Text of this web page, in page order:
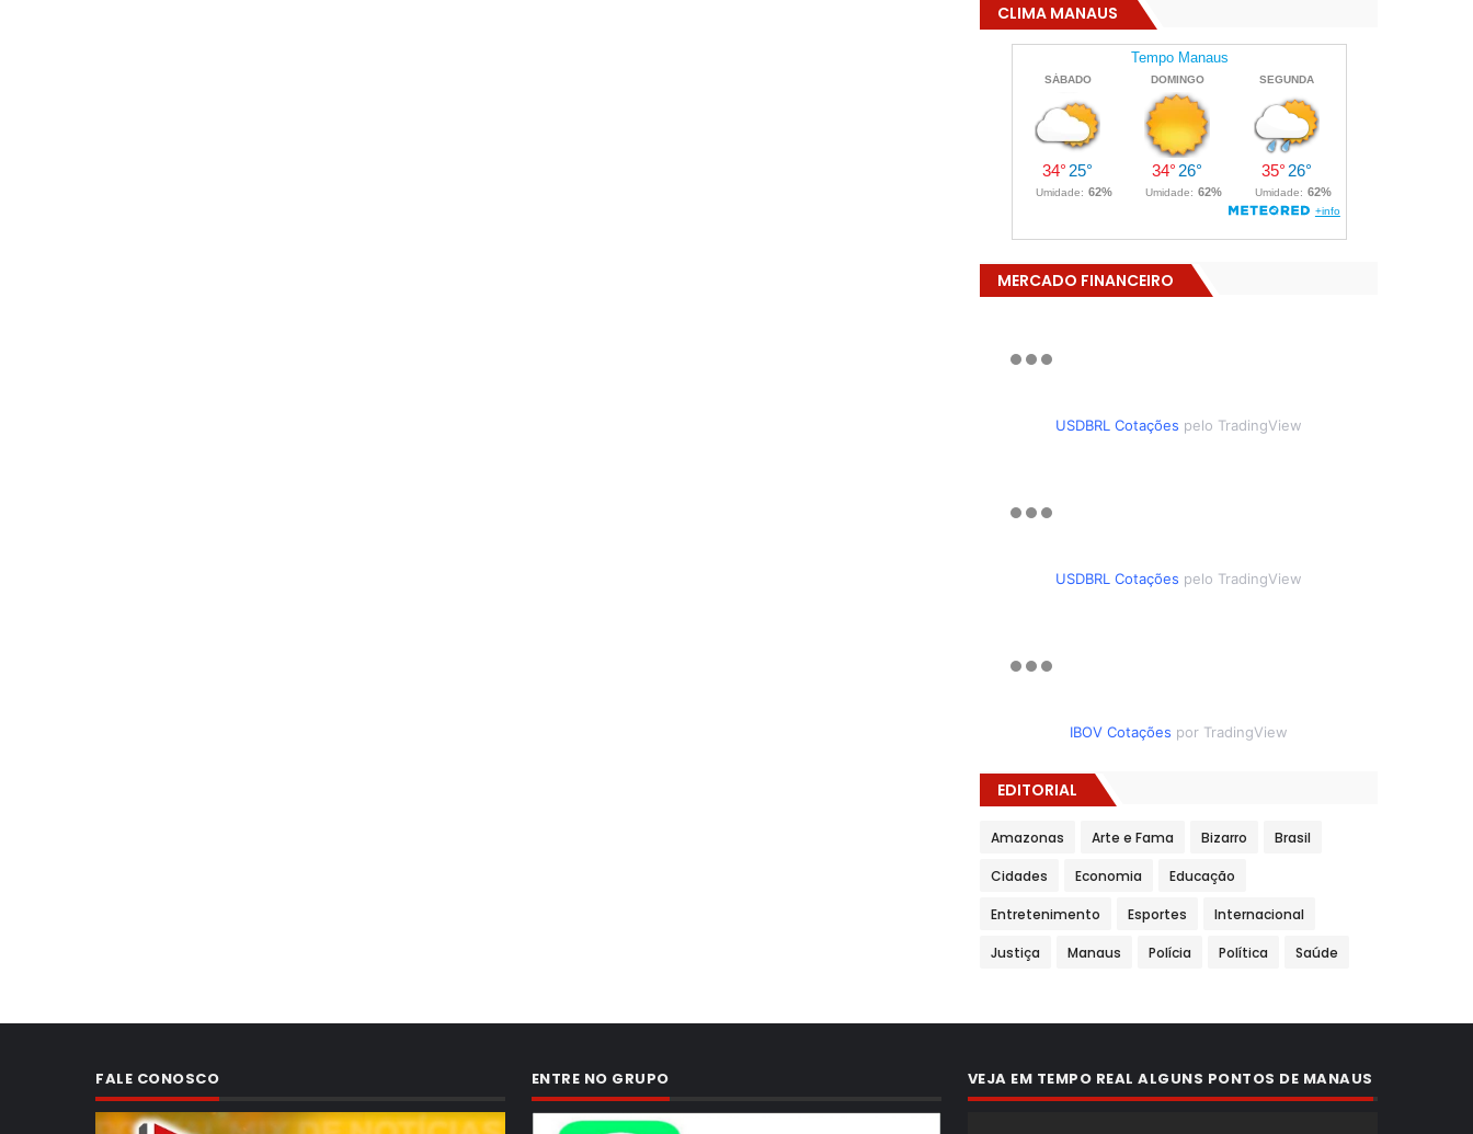
CLIMA MANAUS
MERCADO FINANCEIRO
USDBRL Cotações pelo TradingView
USDBRL Cotações pelo TradingView
IBOV Cotações por TradingView
EDITORIAL
Amazonas Arte e Fama Bizarro Brasil
Cidades Economia Educação
Entretenimento Esportes Internacional
Justiça Manaus Polícia Política Saúde
FALE CONOSCO ENTRE NO GRUPO VEJA EM TEMPO REAL ALGUNS PONTOS DE MANAUS